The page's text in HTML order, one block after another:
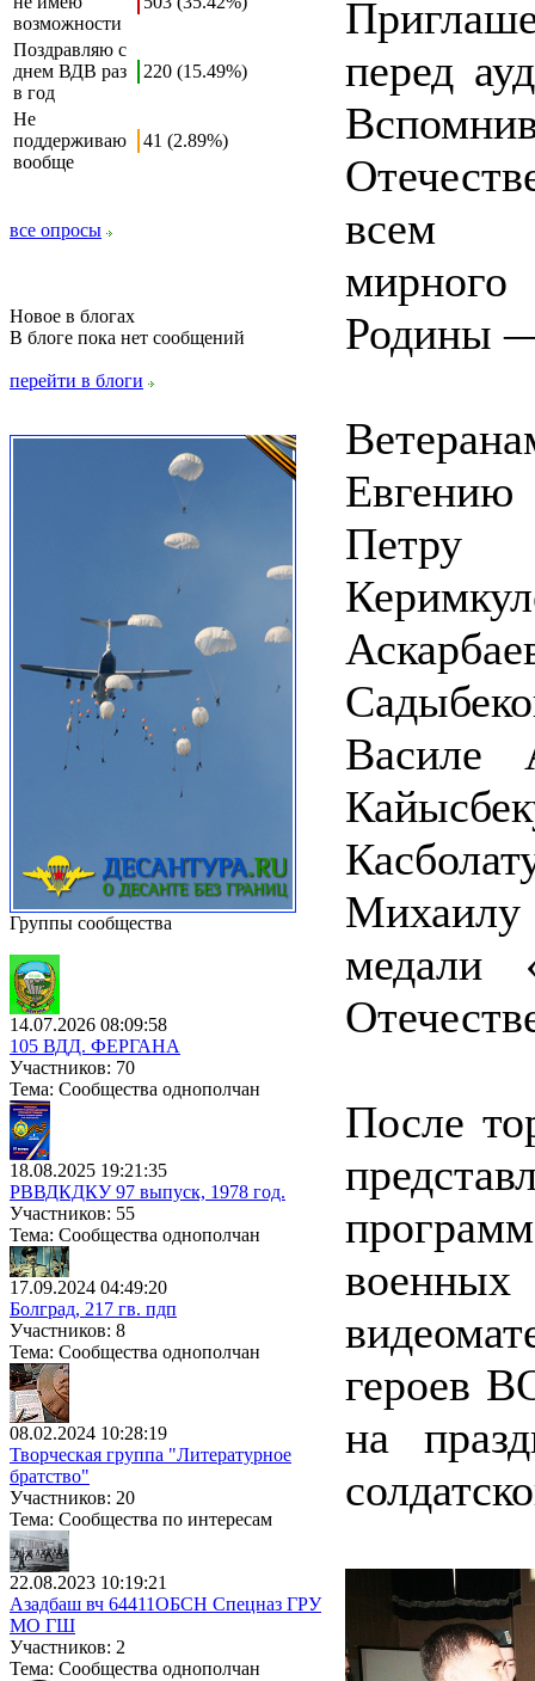
возможности
Поздравляю с
днем ВДВ раз
в год
220 (15.49%)
Не
поддерживаю
вообще
41 (2.89%)
все опросы
Новое в блогах
В блоге пока нет сообщений
перейти в блоги
Группы сообщества
14.07.2026 08:09:58
105 ВДД. ФЕРГАНА
Участников: 70
Тема: Сообщества однополчан
18.08.2025 19:21:35
РВВДКДКУ 97 выпуск, 1978 год.
Участников: 55
Тема: Сообщества однополчан
17.09.2024 04:49:20
Болград, 217 гв. пдп
Участников: 8
Тема: Сообщества однополчан
08.02.2024 10:28:19
Творческая группа "Литературное
братство"
Участников: 20
Тема: Сообщества по интересам
22.08.2023 10:19:21
Азадбаш вч 64411ОБСН Спецназ ГРУ
МО ГШ
Участников: 2
Тема: Сообщества однополчан
перед
всем
Родины —
Василе
Михаилу
медали
После
героев
на